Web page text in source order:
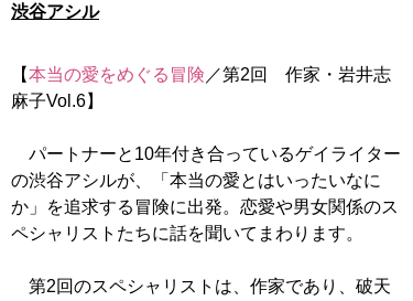
渋谷アシル
【本当の愛をめぐる冒険 ／第2回 作家・岩井志
麻子Vol.6】
パートナーと10年付き合っているゲイライター
の渋谷アシルが、「本当の愛とはいったいなに
か」を追求する冒険に出発。恋愛や男女関係のス
ペシャリストたちに話を聞いてまわります。
第2回のスペシャリストは、作家であり、破天